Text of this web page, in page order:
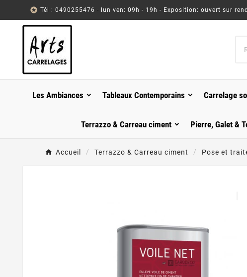
 Tél : 0490255476 - lun ven: 09h - 19h - Exposition: ouvert sur
Les Ambiances Tableaux Contemporains Carrelage
Terrazzo & Carreau ciment Pierre, Galet &
Accueil Terrazzo & Carreau ciment Pose et